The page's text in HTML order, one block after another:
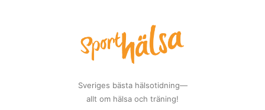
Sveriges bästa hälsotidning—
allt om hälsa och träning!